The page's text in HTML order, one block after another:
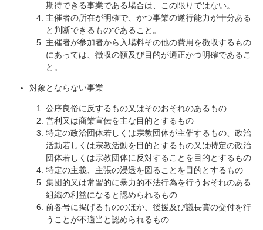
期待できる事業である場合は、この限りではない。
主催者の所在が明確で、かつ事業の遂行能力が十分ある
と判断できるものであること。
主催者が参加者から入場料その他の費用を徴収するもの
にあっては、徴収の額及び目的が適正かつ明確であるこ
と。
対象とならない事業
公序良俗に反するもの又はそのおそれのあるもの
営利又は商業宣伝を主な目的とするもの
特定の政治団体若しくは宗教団体が主催するもの、政治
活動若しくは宗教活動を目的とするもの又は特定の政治
団体若しくは宗教団体に反対することを目的とするもの
特定の主義、主張の浸透を図ることを目的とするもの
集団的又は常習的に暴力的不法行為を行うおそれのある
組織の利益になると認められるもの
前各号に掲げるもののほか、後援及び議長賞の交付を行
うことが不適当と認められるもの